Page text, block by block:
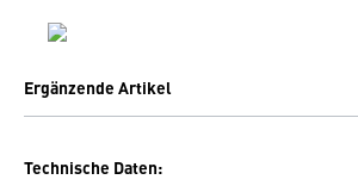
Ergänzende Artikel
Technische Daten: